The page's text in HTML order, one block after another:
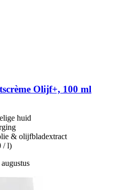
Olijf+, 100 ml
huid
& olijfbladextract
/ l)